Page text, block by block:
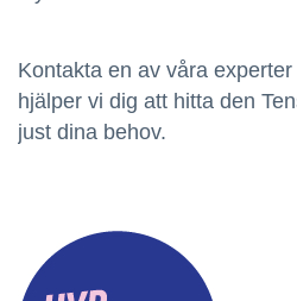
Kontakta en av våra
hjälper vi dig att hitta den
just dina behov.